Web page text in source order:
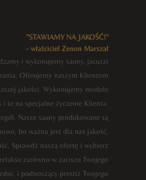
"STAWIAMY NA JAKOŚĆ!"
- właściciel Zenon Marszał
i wykonujemy sauny, jacuzzi
Oferujemy naszym Klientom
jakości. Wykonujemy modele
i te na specjalne życzenie Klienta.
Nasze sauny produkowane są
bo ważna jest dla nas jakość,
Sprawdź naszą ofertę i wybierz
zarówno w zaciszu Twojego
i podnoszący prestiż Twojego